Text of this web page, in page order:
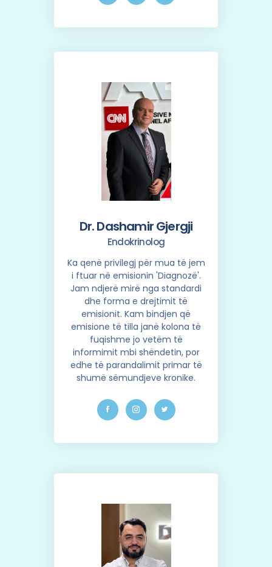
Dr. Dashamir Gjergji
Endokrinolog
Ka qenë privilegj për mua të jem
i ftuar në emisionin 'Diagnozë'.
Jam ndjerë mirë nga standardi
dhe forma e drejtimit të
emisionit. Kam bindjen që
emisione të tilla janë kolona të
fuqishme jo vetëm të
informimit mbi shëndetin, por
edhe të parandalimit primar të
shumë sëmundjeve kronike.